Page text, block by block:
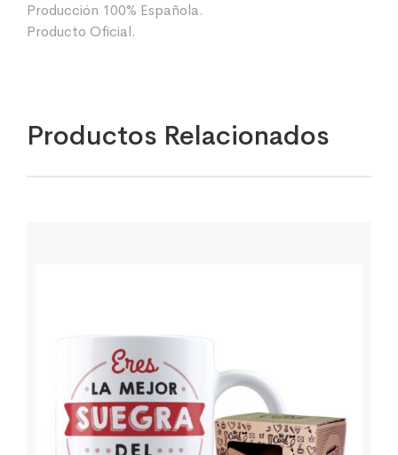
Producción 100% Española.
Producto Oficial.
Productos Relacionados